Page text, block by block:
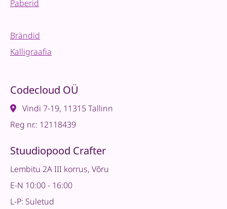
Paberid
Brändid
Kalligraafia
Codecloud OÜ
Vindi 7-19, 11315 Tallinn
Reg nr.: 12118439
Stuudiopood Crafter
Lembitu 2A III korrus, Võru
E-N 10:00 - 16:00
L-P: Suletud